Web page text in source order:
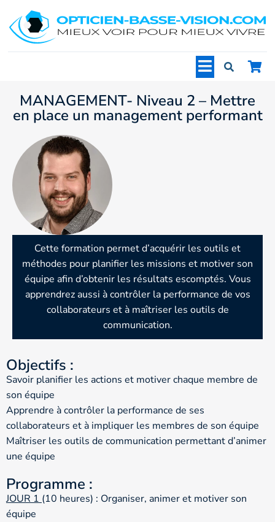
MANAGEMENT- Niveau 2 – Mettre
en place un management performant
Cette formation permet d’acquérir les outils et
méthodes pour planifier les missions et motiver son
équipe afin d’obtenir les résultats escomptés. Vous
apprendrez aussi à contrôler la performance de vos
collaborateurs et à maîtriser les outils de
communication.
Objectifs :
Savoir planifier les actions et motiver chaque membre de
son équipe
Apprendre à contrôler la performance de ses
collaborateurs et à impliquer les membres de son équipe
Maîtriser les outils de communication permettant d’animer
une équipe
Programme :
JOUR 1(10 heures) : Organiser, animer et motiver son
équipe